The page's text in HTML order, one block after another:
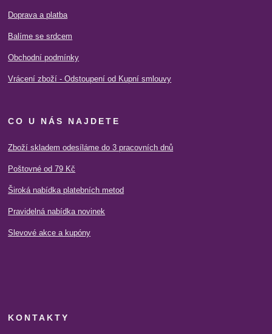
Doprava a platba
Balíme se srdcem
Obchodní podmínky
Vrácení zboží - Odstoupení od Kupní smlouvy
CO U NÁS NAJDETE
Zboží skladem odesíláme do 3 pracovních dnů
Poštovné od 79 Kč
Široká nabídka platebních metod
Pravidelná nabídka novinek
Slevové akce a kupóny
KONTAKTY